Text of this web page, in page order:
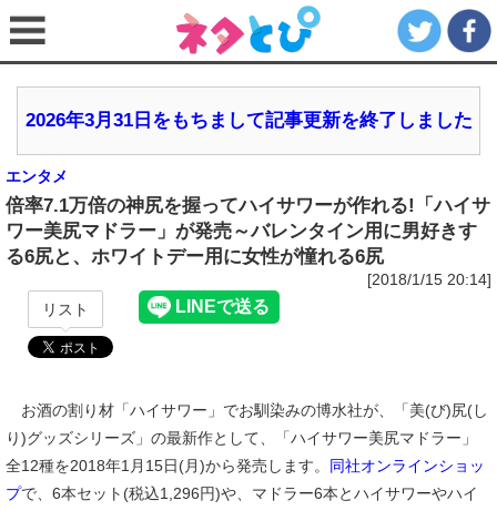
2026年3月31日をもちまして記事更新を終了しました
エンタメ
倍率7.1万倍の神尻を握ってハイサワーが作れる!「ハイサ
ワー美尻マドラー」が発売～バレンタイン用に男好きす
る6尻と、ホワイトデー用に女性が憧れる6尻
[2018/1/15 20:14]
リスト
お酒の割り材「ハイサワー」でお馴染みの博水社が、「美(び)尻(し
り)グッズシリーズ」の最新作として、「ハイサワー美尻マドラー」
全12種を2018年1月15日(月)から発売します。 同社オンラインショッ
プで、6本セット(税込1,296円)や、マドラー6本とハイサワーやハイ